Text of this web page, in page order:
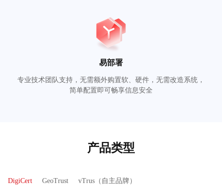
易部署
专业技术团队支持，无需额外购置软、硬件，无需改造系统，
简单配置即可畅享信息安全
产品类型
DigiCert GeoTrust vTrus（自主品牌）